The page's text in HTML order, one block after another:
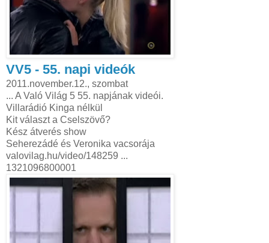
VV5 - 55. napi videók
2011.november.12., szombat
... A Való Világ 5 55. napjának videói.
Villarádió Kinga nélkül
Kit választ a Cselszövő?
Kész átverés show
Seherezádé és Veronika vacsorája
valovilag.hu/video/148259 ...
1321096800001